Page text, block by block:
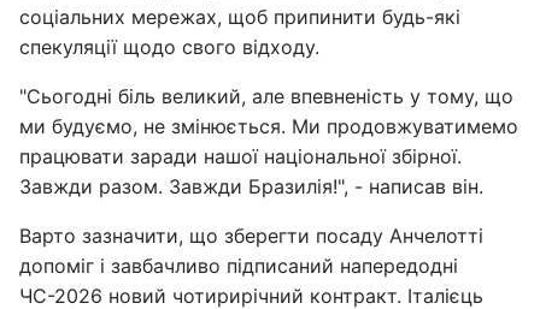
соціальних мережах, щоб припинити будь-які
спекуляції щодо свого відходу.
"Сьогодні біль великий, але впевненість у тому, що
ми будуємо, не змінюється. Ми продовжуватимемо
працювати заради нашої національної збірної.
Завжди разом. Завжди Бразилія!", - написав він.
Варто зазначити, що зберегти посаду Анчелотті
допоміг і завбачливо підписаний напередодні
ЧС-2026 новий чотирирічний контракт. Італієць